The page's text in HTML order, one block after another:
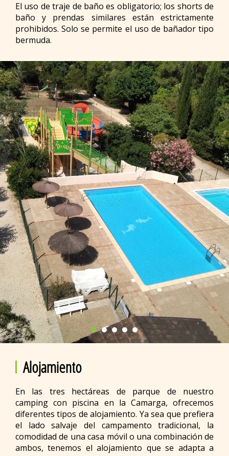
El uso de traje de baño es obligatorio; los shorts de
baño y prendas similares están estrictamente
prohibidos. Solo se permite el uso de bañador tipo
bermuda.
Alojamiento
En las tres hectáreas de parque de nuestro
camping con piscina en la Camarga, ofrecemos
diferentes tipos de alojamiento. Ya sea que prefiera
el lado salvaje del campamento tradicional, la
comodidad de una casa móvil o una combinación de
ambos, tenemos el alojamiento que se adapta a